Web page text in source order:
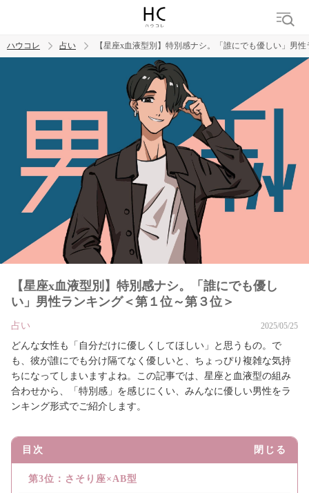
トレンド ワード
ハウコレ 占い 【星座x血液型別】特別感ナシ。「誰にでも優しい」男
【星座x血液型別】特別感ナシ。「誰にでも優し
い」男性ランキング＜第１位～第３位＞
占い 2025/05/25
どんな女性も「自分だけに優しくしてほしい」と思うもの。で
も、彼が誰にでも分け隔てなく優しいと、ちょっぴり複雑な気持
ちになってしまいますよね。この記事では、星座と血液型の組み
合わせから、「特別感」を感じにくい、みんなに優しい男性をラ
ンキング形式でご紹介します。
目次 閉じる
第3位：さそり座×AB型